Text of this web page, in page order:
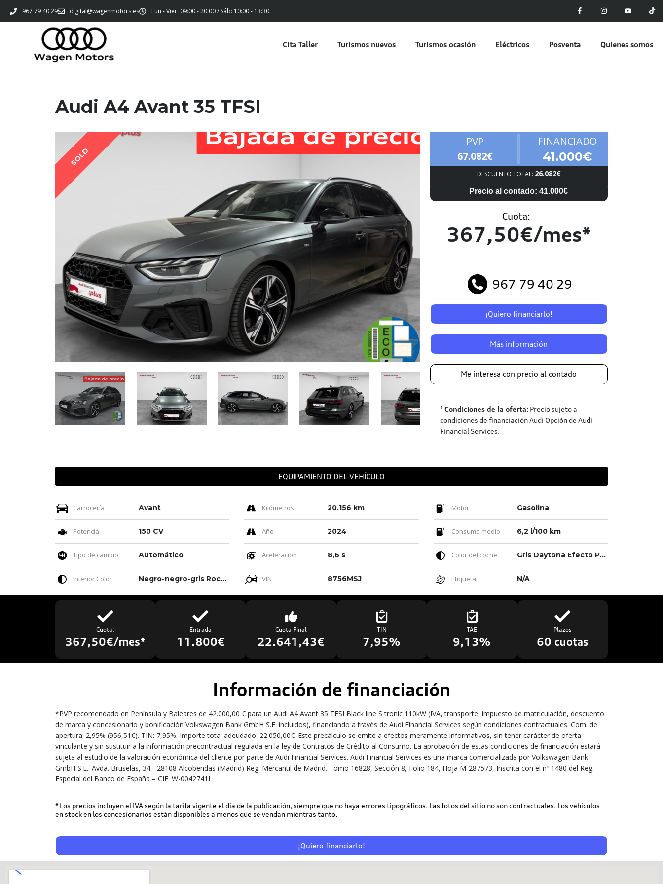
967 79 40 29 digital@wagenmotors.es Lun - Vier: 09:00 - 20:00 / Sáb: 10:00 - 13:30
Cita Taller Turismos nuevos Turismos ocasión Eléctricos Posventa Quienes somos
Audi A4 Avant 35 TFSI
SOLD
PVP
67.082€
FINANCIADO
41.000€
DESCUENTO TOTAL: 26.082€
Precio al contado: 41.000€
Cuota:
367,50€/mes*
967 79 40 29
¡Quiero financiarlo!
Más información
Me interesa con precio al contado
¹ Condiciones de la oferta: Precio sujeto a
condiciones de financiación Audi Opción de Audi
Financial Services.
EQUIPAMIENTO DEL VEHÍCULO
Carrocería Avant Kilómetros 20.156 km Motor Gasolina
Potencia 150 CV Año 2024 Consumo medio 6,2 l/100 km
Tipo de cambio Automático Aceleración 8,6 s Color del coche Gris Daytona Efecto Perla
Interior Color Negro-negro-gris Roca/negro-negro/ Negro/negro VIN 8756MSJ Etiqueta N/A
Cuota:
367,50€/mes*
Entrada
11.800€
Cuota Final
22.641,43€
TIN
7,95%
TAE
9,13%
Plazos
60 cuotas
Información de financiación
*PVP recomendado en Península y Baleares de 42.000,00 € para un Audi A4 Avant 35 TFSI Black line S tronic 110kW (IVA, transporte, impuesto de matriculación, descuento
de marca y concesionario y bonificación Volkswagen Bank GmbH S.E. incluidos), financiando a través de Audi Financial Services según condiciones contractuales. Com. de
apertura: 2,95% (956,51€). TIN: 7,95%. Importe total adeudado: 22.050,00€. Este precálculo se emite a efectos meramente informativos, sin tener carácter de oferta
vinculante y sin sustituir a la información precontractual regulada en la ley de Contratos de Crédito al Consumo. La aprobación de estas condiciones de financiación estará
sujeta al estudio de la valoración económica del cliente por parte de Audi Financial Services. Audi Financial Services es una marca comercializada por Volkswagen Bank
GmbH S.E.. Avda. Bruselas, 34 - 28108 Alcobendas (Madrid) Reg. Mercantil de Madrid. Tomo 16828, Sección 8, Folio 184, Hoja M-287573, Inscrita con el nº 1480 del Reg.
Especial del Banco de España – CIF. W-0042741I
* Los precios incluyen el IVA según la tarifa vigente el día de la publicación, siempre que no haya errores tipográficos. Las fotos del sitio no son contractuales. Los vehículos
en stock en los concesionarios están disponibles a menos que se vendan mientras tanto.
¡Quiero financiarlo!